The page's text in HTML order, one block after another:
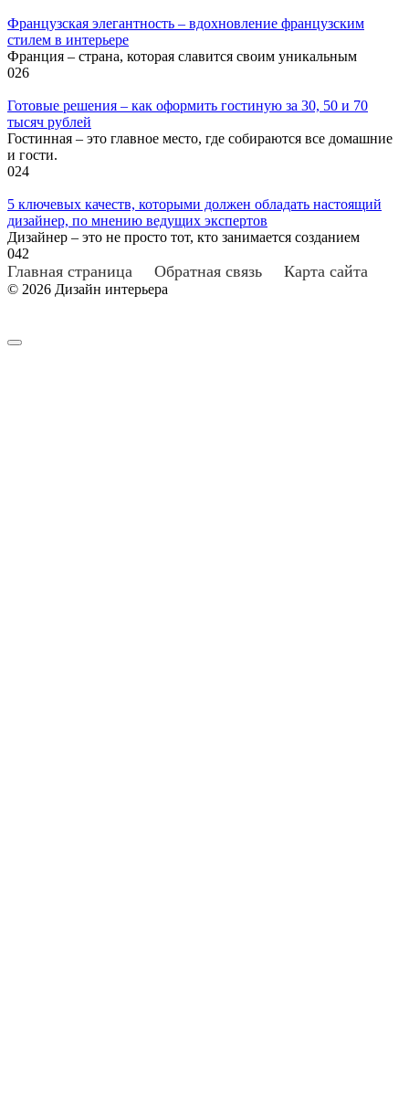
Французская элегантность – вдохновление французским
стилем в интерьере
Франция – страна, которая славится своим уникальным
026
Готовые решения – как оформить гостиную за 30, 50 и 70
тысяч рублей
Гостинная – это главное место, где собираются все домашние
и гости.
024
5 ключевых качеств, которыми должен обладать настоящий
дизайнер, по мнению ведущих экспертов
Дизайнер – это не просто тот, кто занимается созданием
042
Главная страница Обратная связь Карта сайта
© 2026 Дизайн интерьера